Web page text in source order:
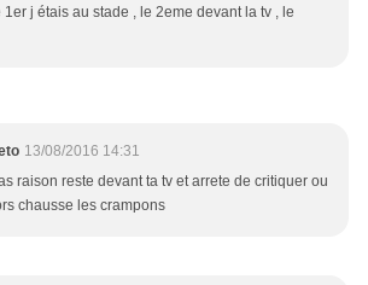
j étais au stade , le 2eme devant la tv , le
13/08/2016 14:31
raison reste devant ta tv et arrete de critiquer ou
chausse les crampons